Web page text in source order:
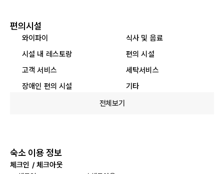
편의시설
와이파이
식사 및 음료
시설 내 레스토랑
편의 시설
고객 서비스
세탁서비스
장애인 편의 시설
기타
전체보기
숙소 이용 정보
체크인 / 체크아웃